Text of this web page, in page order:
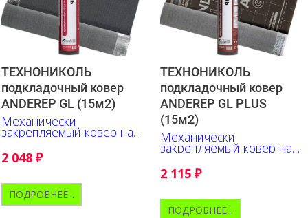
ТЕХНОНИКОЛЬ
подкладочный ковер
ANDEREP GL (15м2)
Механически
закрепляемый ковер на
основе стеклохолста
2 048 ₽
ПОДРОБНЕЕ...
ТЕХНОНИКОЛЬ
подкладочный ковер
ANDEREP GL PLUS
(15м2)
Механически
закрепляемый ковер на
основе стеклохолста.
Верх - полипропилен.
2 115 ₽
ПОДРОБНЕЕ...